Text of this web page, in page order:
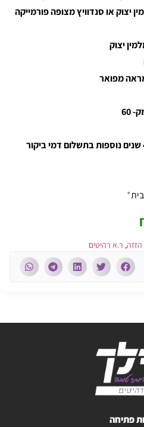
יצוק או סנדוויץ מצופה פורמייקה
יצוק
מפואר
קיימת כעת אחריות מורחבת ל 4 שנים נוספות בתשלום דמי ביקור
*
הזזה, ר.א רהיטים
פתיחה